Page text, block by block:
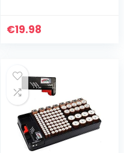
batterijen: AA, AAA,
€19.98